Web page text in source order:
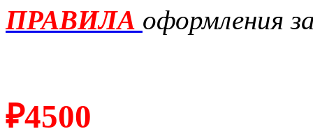
ПРАВИЛА оформления
₽4500